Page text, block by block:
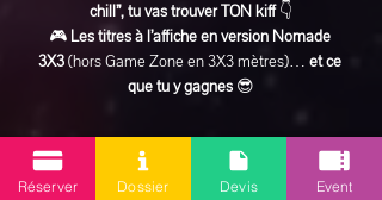
chill”, tu vas trouver TON kiff 👇
🎮 Les titres à l’affiche en version Nomade
3X3 (hors Game Zone en 3X3 mètres)… et ce
que tu y gagnes 😎
En lire plus >
Réserver Dossier Devis Event